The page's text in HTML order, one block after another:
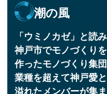
潮の風
「ウミノカゼ」と読み
神戸市でモノづくり
作ったモノづくり集団
業種を超えて神戸愛
溢れたメンバーが集ま